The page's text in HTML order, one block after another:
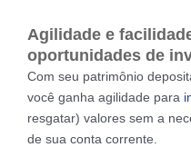
Agilidade e
oportunidades de
Com seu patrimônio
você ganha agilidade para
resgatar) valores sem a
de sua conta corrente.